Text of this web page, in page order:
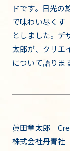
ドです。日光の
で味わい尽くす
としました。デ
太郎が、クリエ
について語りま
眞田章太郎
株式会社丹青